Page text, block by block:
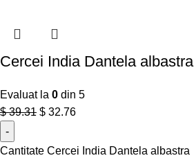
Cercei India Dantela albastra
Evaluat la 0 din 5
$39.31 $ 32.76
Cantitate Cercei India Dantela albastra